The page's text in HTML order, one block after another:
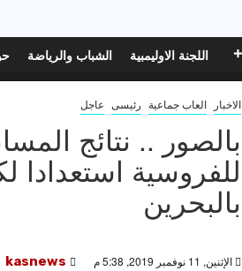
اللجنة الاوليمبية الشباب والرياضة
الاخبار العاب جماعية رئيسى عاجل
بالصور .. نتائج
للفروسية
بالبحرين
الإثنين, 11 نوفمبر 2019, 5:38 م kasnews